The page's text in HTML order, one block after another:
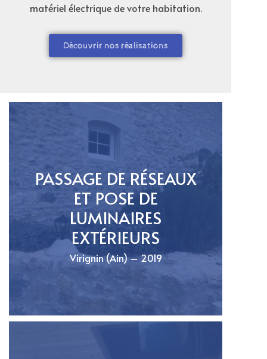
PASSAGE DE RÉSEAUX
ET POSE DE
LUMINAIRES
EXTÉRIEURS
Virignin (Ain) – 2019
matériel électrique de votre habitation.
Découvrir nos réalisations